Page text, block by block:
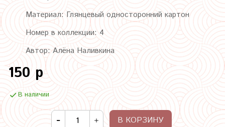
Материал: Глянцевый односторонний картон
Номер в коллекции: 4
Автор: Алёна Наливкина
150 р
В наличии
В КОРЗИНУ